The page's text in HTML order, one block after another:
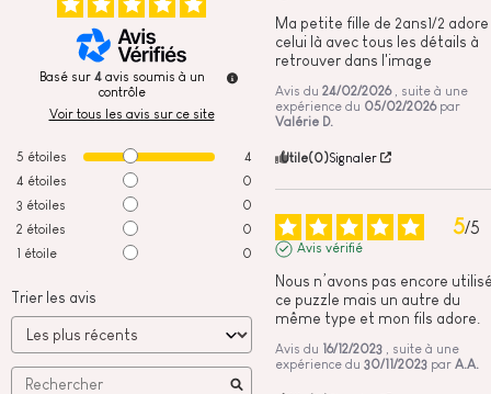
Basé sur 4 avis soumis à un
contrôle
Voir tous les avis sur ce site
5 étoiles
4
4 étoiles
0
3 étoiles
0
2 étoiles
0
1 étoile 0
Trier les avis
Ma petite fille de 2ans1/2 adore
celui là avec tous les détails à
retrouver dans l'image
Avis du 24/02/2026
, suite à une
expérience du 05/02/2026 par
Valérie D.
Utile(0)Signaler
5/5
Avis vérifié
Nous n’avons pas encore
ce puzzle mais un autre du
même type et mon fils adore.
Avis du 16/12/2023
, suite à une
expérience du 30/11/2023 par A.A.